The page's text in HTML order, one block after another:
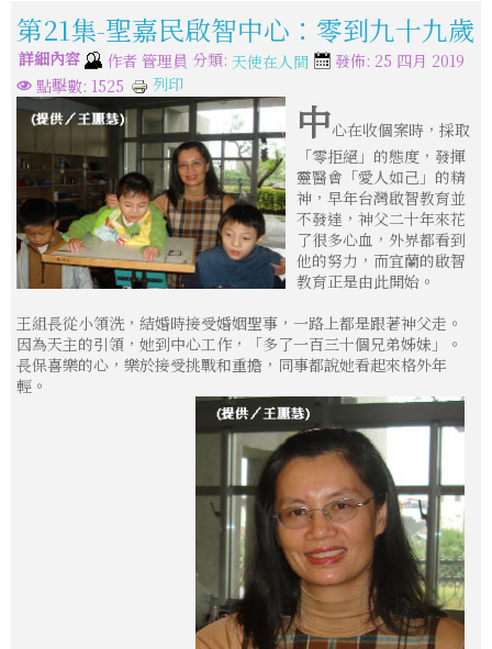
第21集-聖嘉民啟智中心：零到九十九歲
詳細內容 作者 管理員 分類: 天使在人間
發佈: 25 四月 2019
點擊數: 1525
列印
中心在收個案時，採取
「零拒絕」的態度，發揮
靈醫會「愛人如己」的精
神，早年台灣啟智教育並
不發達，神父二十年來花
了很多心血，外界都看到
他的努力，而宜蘭的啟智
教育正是由此開始。
王組長從小領洗，結婚時接受婚姻聖事，一路上都是跟著神父走。
因為天主的引領，她到中心工作，「多了一百三十個兄弟姊妹」。
長保喜樂的心，樂於接受挑戰和重擔，同事都說她看起來格外年
輕。